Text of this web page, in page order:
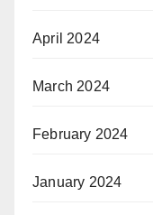
April 2024
March 2024
February 2024
January 2024